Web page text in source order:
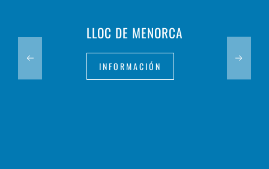
LLOC DE MENORCA
INFORMACIÓN